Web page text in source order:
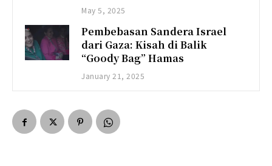
May 5, 2025
Pembebasan Sandera Israel
dari Gaza: Kisah di Balik
“Goody Bag” Hamas
January 21, 2025